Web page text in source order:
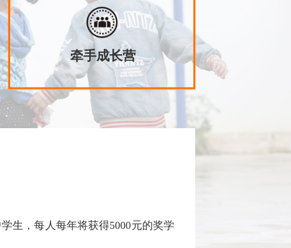
牵手成长营
生，每人每年将获得5000元的奖学